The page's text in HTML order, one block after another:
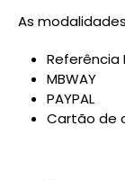
As
Referência
MBWAY
PAYPAL
Cartão de